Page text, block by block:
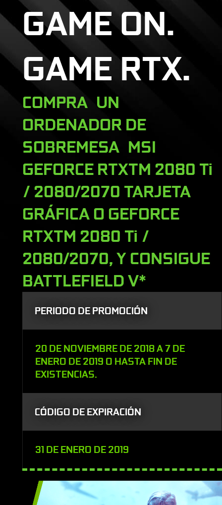
GAME ON.
GAME RTX.
COMPRA UN
ORDENADOR DE
SOBREMESA MSI
GEFORCE RTXTM 2080 Ti
/ 2080/2070 TARJETA
GRÁFICA O GEFORCE
RTXTM 2080 Ti /
2080/2070, Y CONSIGUE
BATTLEFIELD V*
PERIODO DE PROMOCIÓN
20 DE NOVIEMBRE DE 2018 A 7 DE
ENERO DE 2019 O HASTA FIN DE
EXISTENCIAS.
CÓDIGO DE EXPIRACIÓN
31 DE ENERO DE 2019